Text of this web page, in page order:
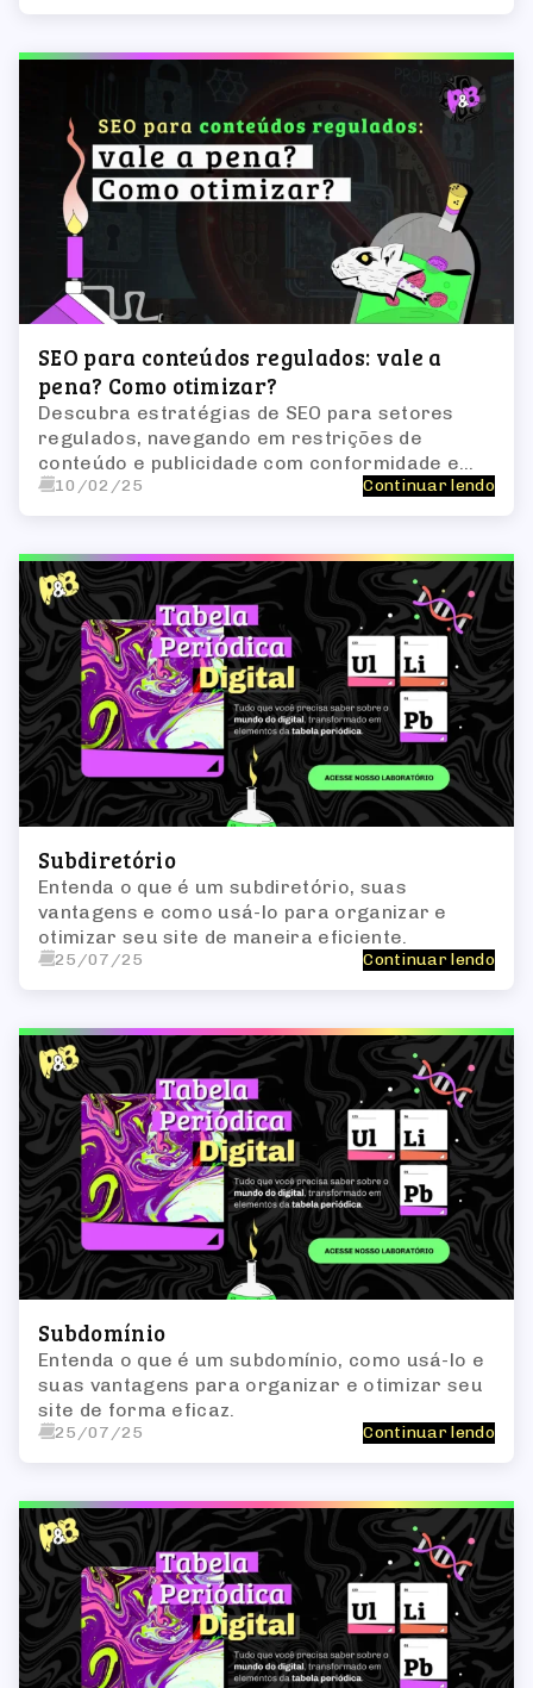
SEO para conteúdos regulados: vale a
pena? Como otimizar?
Descubra estratégias de SEO para setores
regulados, navegando em restrições de
conteúdo e publicidade com conformidade e
eficácia.
10/02/25 Continuar lendo
Subdiretório
Entenda o que é um subdiretório, suas
vantagens e como usá-lo para organizar e
otimizar seu site de maneira eficiente.
25/07/25 Continuar lendo
Subdomínio
Entenda o que é um subdomínio, como usá-lo e
suas vantagens para organizar e otimizar seu
site de forma eficaz.
25/07/25 Continuar lendo